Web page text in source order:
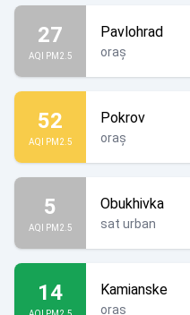
27
AQI PM2.5
Pavlohrad
oraș
52
AQI PM2.5
Pokrov
oraș
5
AQI PM2.5
Obukhivka
sat urban
14 Kamianske
oraș